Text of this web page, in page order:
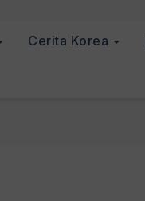
Cerita Korea